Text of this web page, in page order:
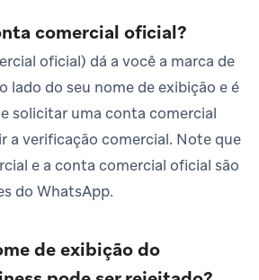
comercial oficial?
oficial) dá a você a marca de
lado do seu nome de exibição e é
solicitar uma conta comercial
a verificação comercial. Note que
e a conta comercial oficial são
do WhatsApp.
de exibição do